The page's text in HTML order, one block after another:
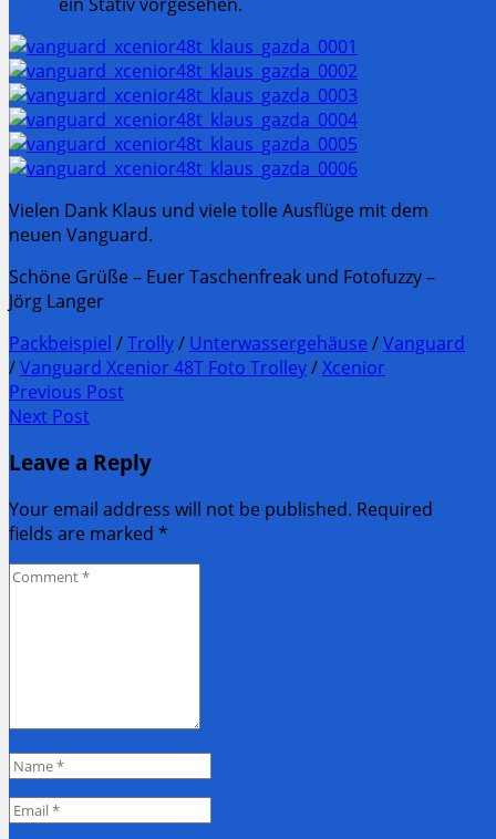
Vielen Dank Klaus und viele tolle Ausflüge mit dem
neuen Vanguard.
Schöne Grüße – Euer Taschenfreak und Fotofuzzy –
Jörg Langer
Packbeispiel /Trolly/ Unterwassergehäuse /Vanguard
/Vanguard Xcenior 48T Foto Trolley/Xcenior
Post
navigation
Previous Post
Previous
Next Post
Post:
Leave a Reply
Your email address will not be published. Required
fields are marked *
Comment
Name
Email